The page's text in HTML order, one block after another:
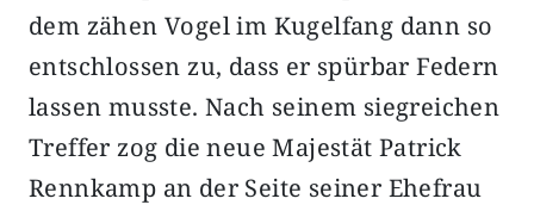
dem zähen Vogel im Kugelfang dann so
entschlossen zu, dass er spürbar Federn
lassen musste. Nach seinem siegreichen
Treffer zog die neue Majestät Patrick
Rennkamp an der Seite seiner Ehefrau